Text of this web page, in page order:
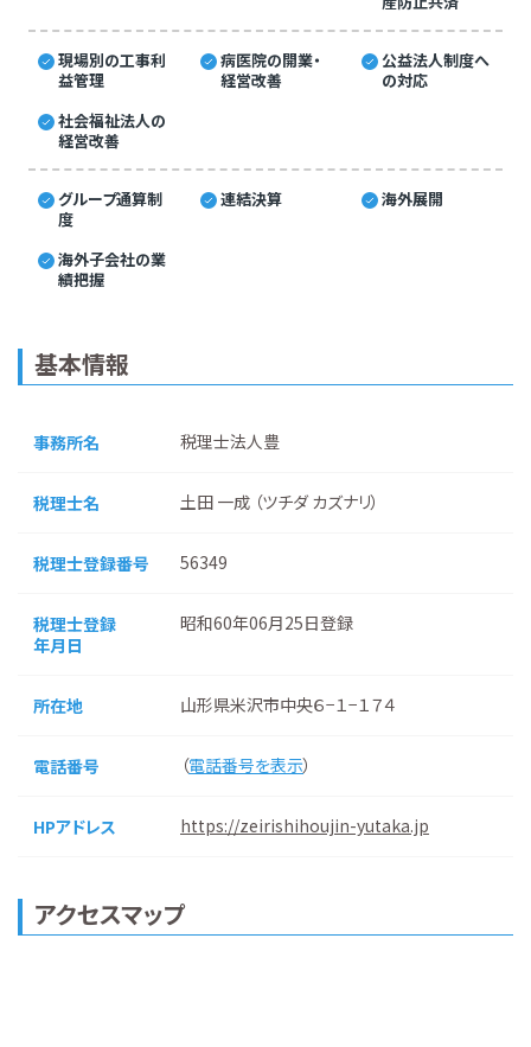
現場別の工事利
益管理
病医院の開業・
経営改善
公益法人制度へ
の対応
社会福祉法人の
経営改善
グループ通算制
度
連結決算 海外展開
海外子会社の業
績把握
基本情報
事務所名 税理士法人豊
税理士名 土田 一成 （ツチダ カズナリ）
税理士登録番号 56349
税理士登録
年月日
昭和60年06月25日登録
所在地 山形県米沢市中央６−１−１７４
電話番号 （電話番号を表示）
HPアドレス https://zeirishihoujin-yutaka.jp
アクセスマップ